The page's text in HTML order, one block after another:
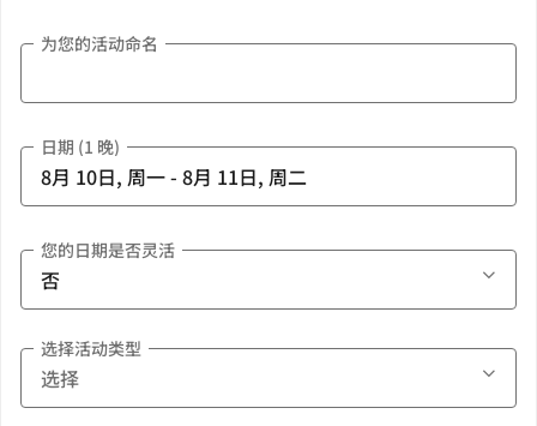
为您的活动命名
日期 (1 晚)
您的日期是否灵活
选择活动类型